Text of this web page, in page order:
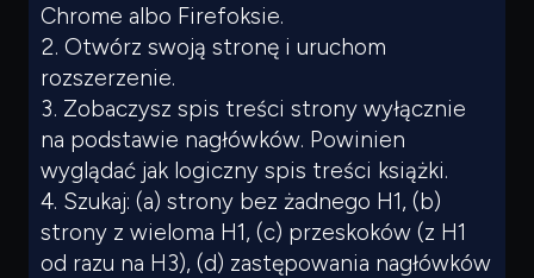
Chrome albo Firefoksie.
Otwórz swoją stronę i uruchom
rozszerzenie.
Zobaczysz spis treści strony wyłącznie
na podstawie nagłówków. Powinien
wyglądać jak logiczny spis treści książki.
Szukaj: (a) strony bez żadnego H1, (b)
strony z wieloma H1, (c) przeskoków (z H1
od razu na H3), (d) zastępowania nagłówków